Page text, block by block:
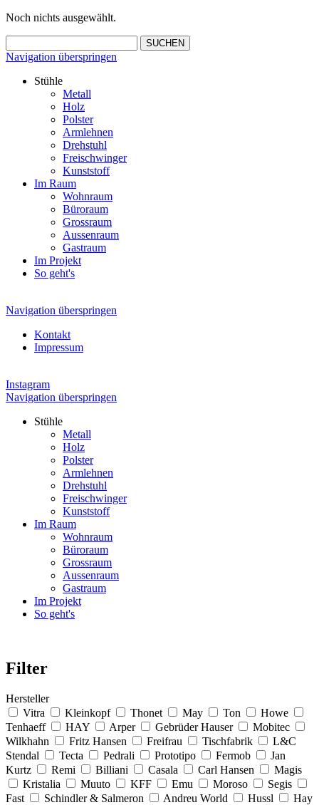
Noch nichts ausgewählt.
Navigation überspringen
Stühle
Metall
Holz
Polster
Armlehnen
Drehstuhl
Freischwinger
Kunststoff
Im Raum
Wohnraum
Büroraum
Grossraum
Aussenraum
Gastraum
Im Projekt
So geht's
Navigation überspringen
Kontakt
Impressum
Instagram
Navigation überspringen
Stühle
Metall
Holz
Polster
Armlehnen
Drehstuhl
Freischwinger
Kunststoff
Im Raum
Wohnraum
Büroraum
Grossraum
Aussenraum
Gastraum
Im Projekt
So geht's
Filter
Hersteller
Vitra
Kleinkopf Thonet May Ton
Howe
Tenhaeff
HAY Arper Gebrüder Hauser
Mobitec
Wilkhahn
Fritz Hansen Freifrau Tischfabrik
L&C
Stendal
Tecta Pedrali Prototipo Fermob
Jan
Kurtz
Remi Billiani Casala Carl Hansen
Magis
Kristalia
Muuto KFF Emu Moroso
Segis
Fast
Schindler & Salmeron Andreu World Hussl
Hay